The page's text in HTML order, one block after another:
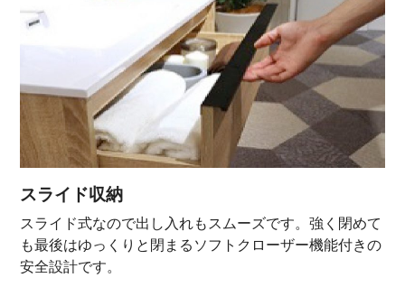
スライド収納
スライド式なので出し入れもスムーズです。強く閉めて
も最後はゆっくりと閉まるソフトクローザー機能付きの
安全設計です。